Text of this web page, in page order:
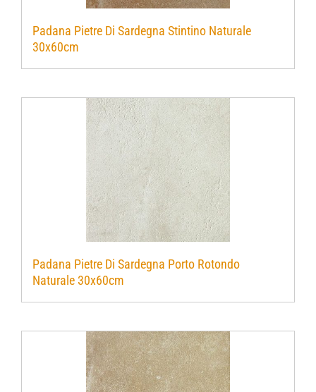
Padana Pietre Di Sardegna Stintino Naturale
30x60cm
Padana Pietre Di Sardegna Porto Rotondo
Naturale 30x60cm